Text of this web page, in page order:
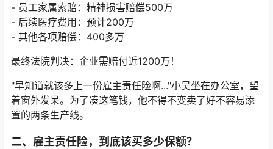
- 员工家属索赔：精神损害赔偿500万
- 后续医疗费用：预计200万
- 其他各项赔偿：400多万
最终法院判决：企业需赔付近1200万！
"早知道就该多上一份雇主责任险啊..."小吴坐在办公室，望
着窗外发呆。为了凑这笔钱，他不得不变卖了好不容易添
置的两条生产线。
二、雇主责任险，到底该买多少保额？